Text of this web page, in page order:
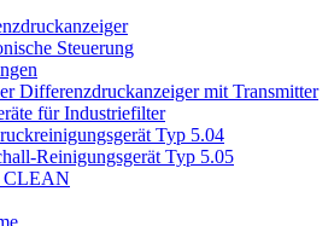
Steuerung
Differenzdruckanzeiger mit Transmitter
für Industriefilter
Typ 5.04
Reinigungsgerät Typ 5.05